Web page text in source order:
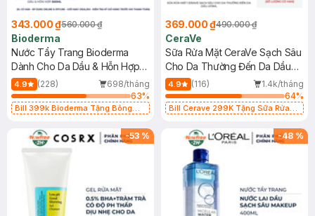
343.000 ₫560.000 ₫
Bioderma
Nước Tẩy Trang Bioderma
Dành Cho Da Dầu & Hỗn Hợp
500ml
4.9 (228)
698/tháng
63%
Bill 399k Bioderma Tặng Bông
369.000 ₫490.000 ₫
CeraVe
Sữa Rửa Mặt CeraVe Sạch Sâu
Cho Da Thường Đến Da Dầu
473ml
4.9 (116)
1.4k/tháng
64%
Bill Cerave 299K Tặng Sữa Rửa
-53 % -48 %